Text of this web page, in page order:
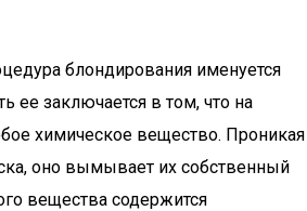
блондирования именуется
ее заключается в том, что на
химическое вещество. Проникая
оно вымывает их собственный
вещества содержится